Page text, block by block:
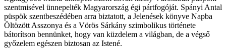
szentmisével ünnepelték Magyarország égi pártfogóját. Spányi Antal
püspök szentbeszédében arra biztatott, a Jelenések könyve Napba
Öltözött Asszonya és a Vörös Sárkány szimbolikus története
bátorítson bennünket, hogy van küzdelem a világban, de a végső
győzelem egészen biztosan az Istené.